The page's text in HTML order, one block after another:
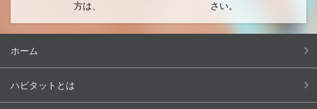
方は、
さい。
ホーム
ハビタットとは